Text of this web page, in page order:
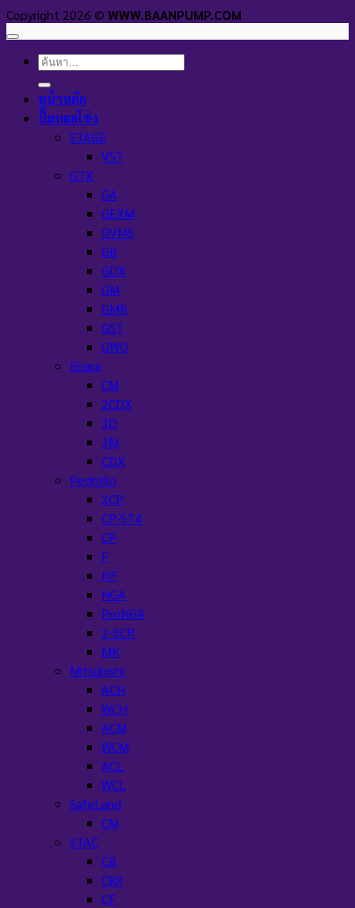
Copyright 2026 © WWW.BAANPUMP.COM
ค้นหา:
หน้าหลัก
ปั๊มหอยโข่ง
STAGE
VST
GTX
GA
GEXM
GVMS
GB
GDX
GM
GMB
GST
GWO
Ebara
CM
2CDX
3D
3M
CDX
Pedrollo
2CP
CP-ST4
CP
F
HF
NGA
ProNGA
2-5CR
MK
Mitsubishi
ACH
WCH
ACM
WCM
ACL
WCL
SafeLand
CM
STAC
CB
CBX
CF